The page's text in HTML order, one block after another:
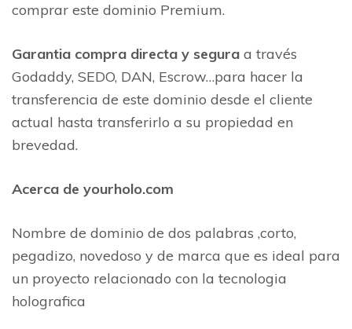
comprar este dominio Premium.
Garantia compra directa y segura a través
Godaddy, SEDO, DAN, Escrow…para hacer la
transferencia de este dominio desde el cliente
actual hasta transferirlo a su propiedad en
brevedad.
Acerca de yourholo.com
Nombre de dominio de dos palabras ,corto,
pegadizo, novedoso y de marca que es ideal para
un proyecto relacionado con la tecnologia
holografica